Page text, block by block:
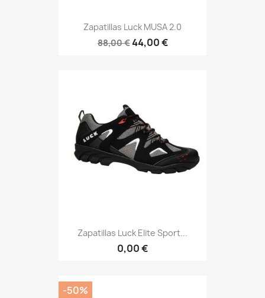
Zapatillas Luck MUSA 2.0
88,00 €44,00 €
Zapatillas Luck Elite Sport...
0,00 €
-50%